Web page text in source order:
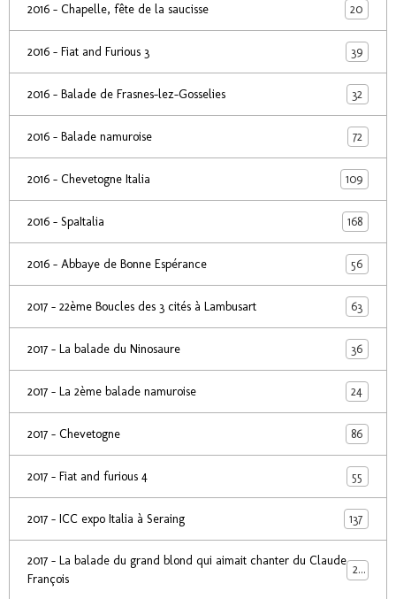
2016 - Chapelle, fête de la saucisse 20
2016 - Fiat and Furious 3 39
2016 - Balade de Frasnes-lez-Gosselies 32
2016 - Balade namuroise 72
2016 - Chevetogne Italia 109
2016 - SpaItalia 168
2016 - Abbaye de Bonne Espérance 56
2017 - 22ème Boucles des 3 cités à Lambusart 63
2017 - La balade du Ninosaure 36
2017 - La 2ème balade namuroise 24
2017 - Chevetogne 86
2017 - Fiat and furious 4 55
2017 - ICC expo Italia à Seraing 137
2017 - La balade du grand blond qui aimait chanter du Claude
François
24